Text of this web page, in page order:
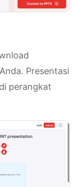
Presentasi
perangkat